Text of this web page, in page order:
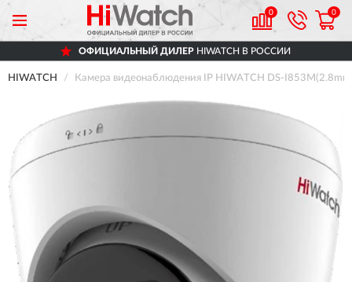
0 0
ОФИЦИАЛЬНЫЙ ДИЛЕРHIWATCH В РОССИИ
HIWATCH Камера видеонаблюдения IP HIWATCH DS-